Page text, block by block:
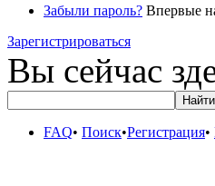
Забыли пароль? Впервые
Зарегистрироваться
Вы сейчас
FAQ• Поиск•Регистрация•